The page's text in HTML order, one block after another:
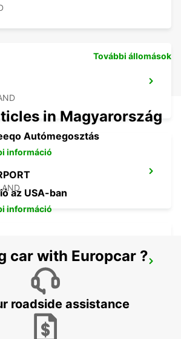
További állomások
in Magyarország
Autómegosztás
információ
az USA-ban
információ
car with Europcar ?
roadside assistance